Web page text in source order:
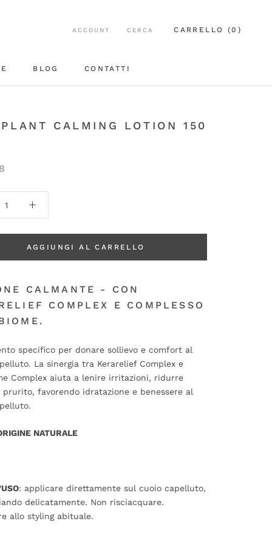
BLOG
CONTATTI
ACCOUNT CERCA CARRELLO (0 )
CALMING LOTION 150
AGGIUNGI AL CARRELLO
CALMANTE - CON
COMPLEX E COMPLESSO
specifico per donare sollievo e comfort al
La sinergia tra Kerarelief Complex e
Complex aiuta a lenire irritazioni, ridurre
prurito, favorendo idratazione e benessere al
NATURALE
: applicare direttamente sul cuoio capelluto,
delicatamente. Non risciacquare.
allo styling abituale.